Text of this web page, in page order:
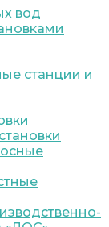
вод
станции и